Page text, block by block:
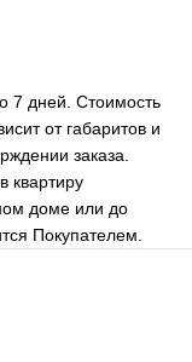
7 дней. Стоимость
от габаритов и
заказа.
квартиру
доме или до
Покупателем.